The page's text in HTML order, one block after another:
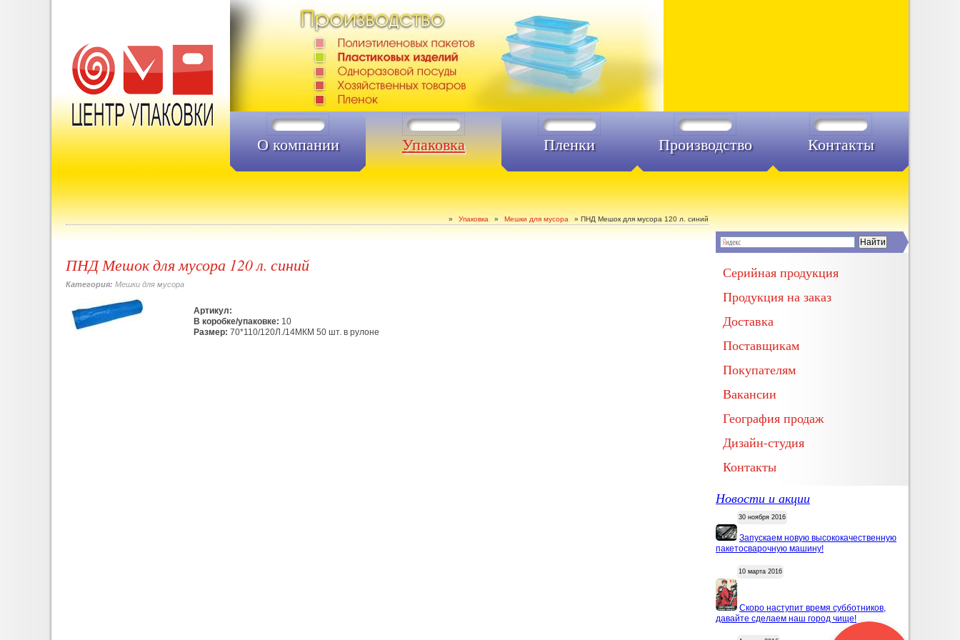
О компании Упаковка Пленки Производство Контакты
» Упаковка » Мешки для мусора » ПНД Мешок для мусора 120 л. синий
ПНД Мешок для мусора 120 л. синий
Категория: Мешки для мусора
Артикул:
В коробке/упаковке: 10
Размер: 70*110/120Л./14МКМ 50 шт. в рулоне
Серийная продукция
Продукция на заказ
Доставка
Поставщикам
Покупателям
Вакансии
География продаж
Дизайн-студия
Контакты
Новости и акции
30 ноября 2016
Запускаем новую высококачественную
пакетосварочную машину!
10 марта 2016
Скоро наступит время субботников,
давайте сделаем наш город чище!